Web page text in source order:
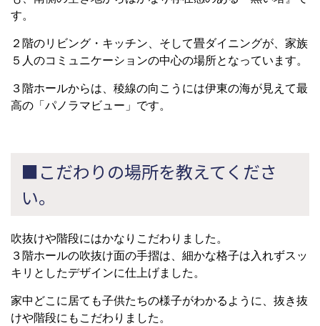
す。
２階のリビング・キッチン、そして畳ダイニングが、家族
５人のコミュニケーションの中心の場所となっています。
３階ホールからは、稜線の向こうには伊東の海が見えて最
高の「パノラマビュー」です。
■こだわりの場所を教えてくださ
い。
吹抜けや階段にはかなりこだわりました。
３階ホールの吹抜け面の手摺は、細かな格子は入れずスッ
キリとしたデザインに仕上げました。
家中どこに居ても子供たちの様子がわかるように、抜き抜
けや階段にもこだわりました。